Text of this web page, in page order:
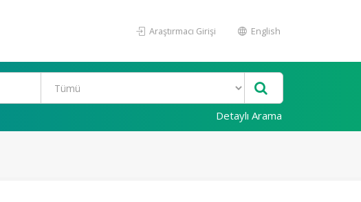
Araştırmacı Girişi English
Detaylı Arama